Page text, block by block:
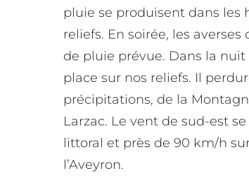
pluie se produisent dans les
reliefs. En soirée, les
de pluie prévue. Dans la
place sur nos reliefs. Il
précipitations, de la
Larzac. Le vent de sud-est
littoral et près de 90 km/h
l’Aveyron.